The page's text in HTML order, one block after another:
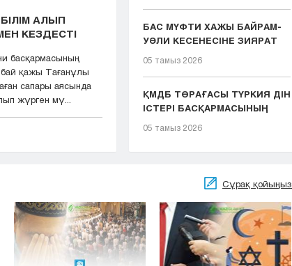
АЛЫП
КЕЗДЕСТІ
басқармасының
қажы Тағанұлы
сапары аясында
жүрген мү...
БАС МҮФТИ ХАЖЫ БАЙРАМ-
УӘЛИ КЕСЕНЕСІНЕ ЗИЯРАТ
ЖАСАДЫ
05 тамыз 2026
ҚМДБ ТӨРАҒАСЫ ТҮРКИЯ ДІН
ІСТЕРІ БАСҚАРМАСЫНЫҢ
ТӨР...
05 тамыз 2026
Сұрақ қойыңыз